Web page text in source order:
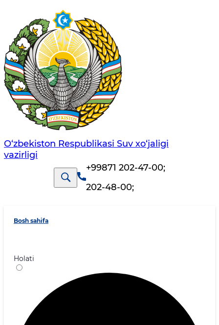
O‘zbekiston Respublikasi Suv хo‘jaligi
vazirligi
+99871 202-47-00;
202-48-00;
Bosh sahifa
Holati